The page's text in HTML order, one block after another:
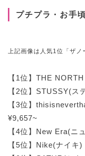
プチプラ・お手
上記画像は人気1位「ザ
【1位】THE
【2位】STUSSY(ス
【3位】
¥9,657~
【4位】New Era(ニ
【5位】Nike(ナイキ